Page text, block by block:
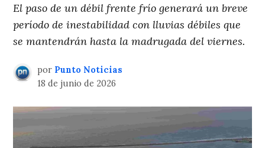
El paso de un débil frente frío generará un breve
período de inestabilidad con lluvias débiles que
se mantendrán hasta la madrugada del viernes.
por Punto Noticias
18 de junio de 2026